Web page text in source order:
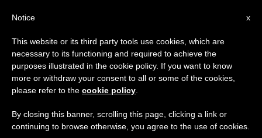
ETIQUETA
Posts Tagged
‘Fernando Filoni’
×
Aviso importante
Del 27 de julio al 7 de agosto haremos la pausa
anual, aprovechando que en el periodo de verano
se generan menos informaciones y también el
x
Notice
This website or its third party tools use cookies, which are
necessary to its functioning and required to achieve the
purposes illustrated in the cookie policy. If you want to know
more or withdraw your consent to all or some of the cookies,
please refer to the cookie policy
By closing this banner, scrolling this page, clicking a link or
continuing to browse otherwise, you agree to the use of cookies.